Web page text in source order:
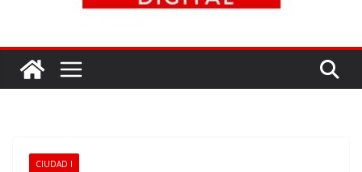
CIUDAD I